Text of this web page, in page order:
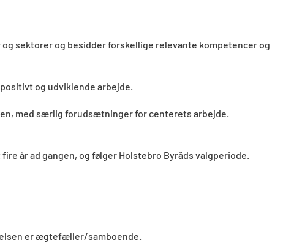
sektorer og besidder forskellige relevante kompetencer og
og udviklende arbejde.
med særlig forudsætninger for centerets arbejde.
år ad gangen, og følger Holstebro Byråds valgperiode.
er ægtefæller/samboende.